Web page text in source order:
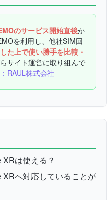
のサービス開始直後か
を利用し、他社SIM回
た上で使い勝手を比較・
サイト運営に取り組んで
RAUL株式会社
は使える？
へ対応していることが